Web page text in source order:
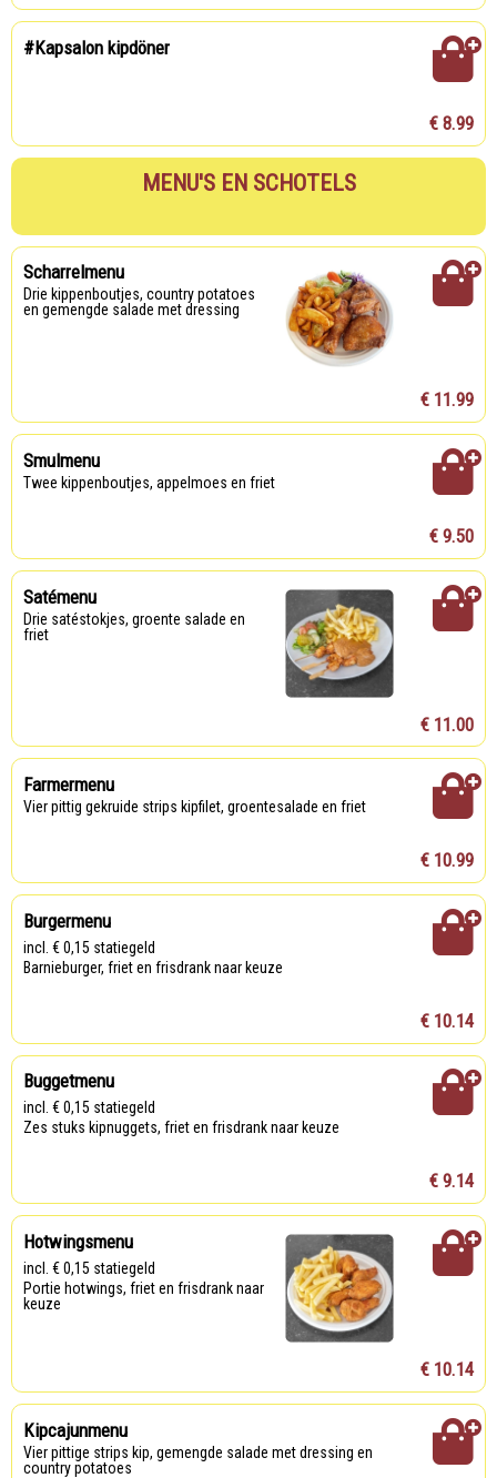
#Kapsalon kipdöner
€ 8.99
MENU'S EN SCHOTELS
Scharrelmenu
Drie kippenboutjes, country potatoes
en gemengde salade met dressing
€ 11.99
Smulmenu
Twee kippenboutjes, appelmoes en friet
€ 9.50
Satémenu
Drie satéstokjes, groente salade en
friet
€ 11.00
Farmermenu
Vier pittig gekruide strips kipfilet, groentesalade en friet
€ 10.99
Burgermenu
incl. € 0,15 statiegeld
Barnieburger, friet en frisdrank naar keuze
€ 10.14
Buggetmenu
incl. € 0,15 statiegeld
Zes stuks kipnuggets, friet en frisdrank naar keuze
€ 9.14
Hotwingsmenu
incl. € 0,15 statiegeld
Portie hotwings, friet en frisdrank naar
keuze
€ 10.14
Kipcajunmenu
Vier pittige strips kip, gemengde salade met dressing en
country potatoes